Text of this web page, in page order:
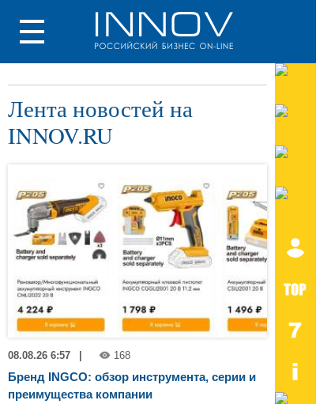
Лента новостей на
INNOV.RU
08.08.26 6:57 168
Бренд INGCO: обзор инструмента, серии и
преимущества компании